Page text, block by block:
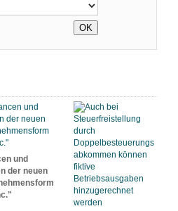
und
der neuen